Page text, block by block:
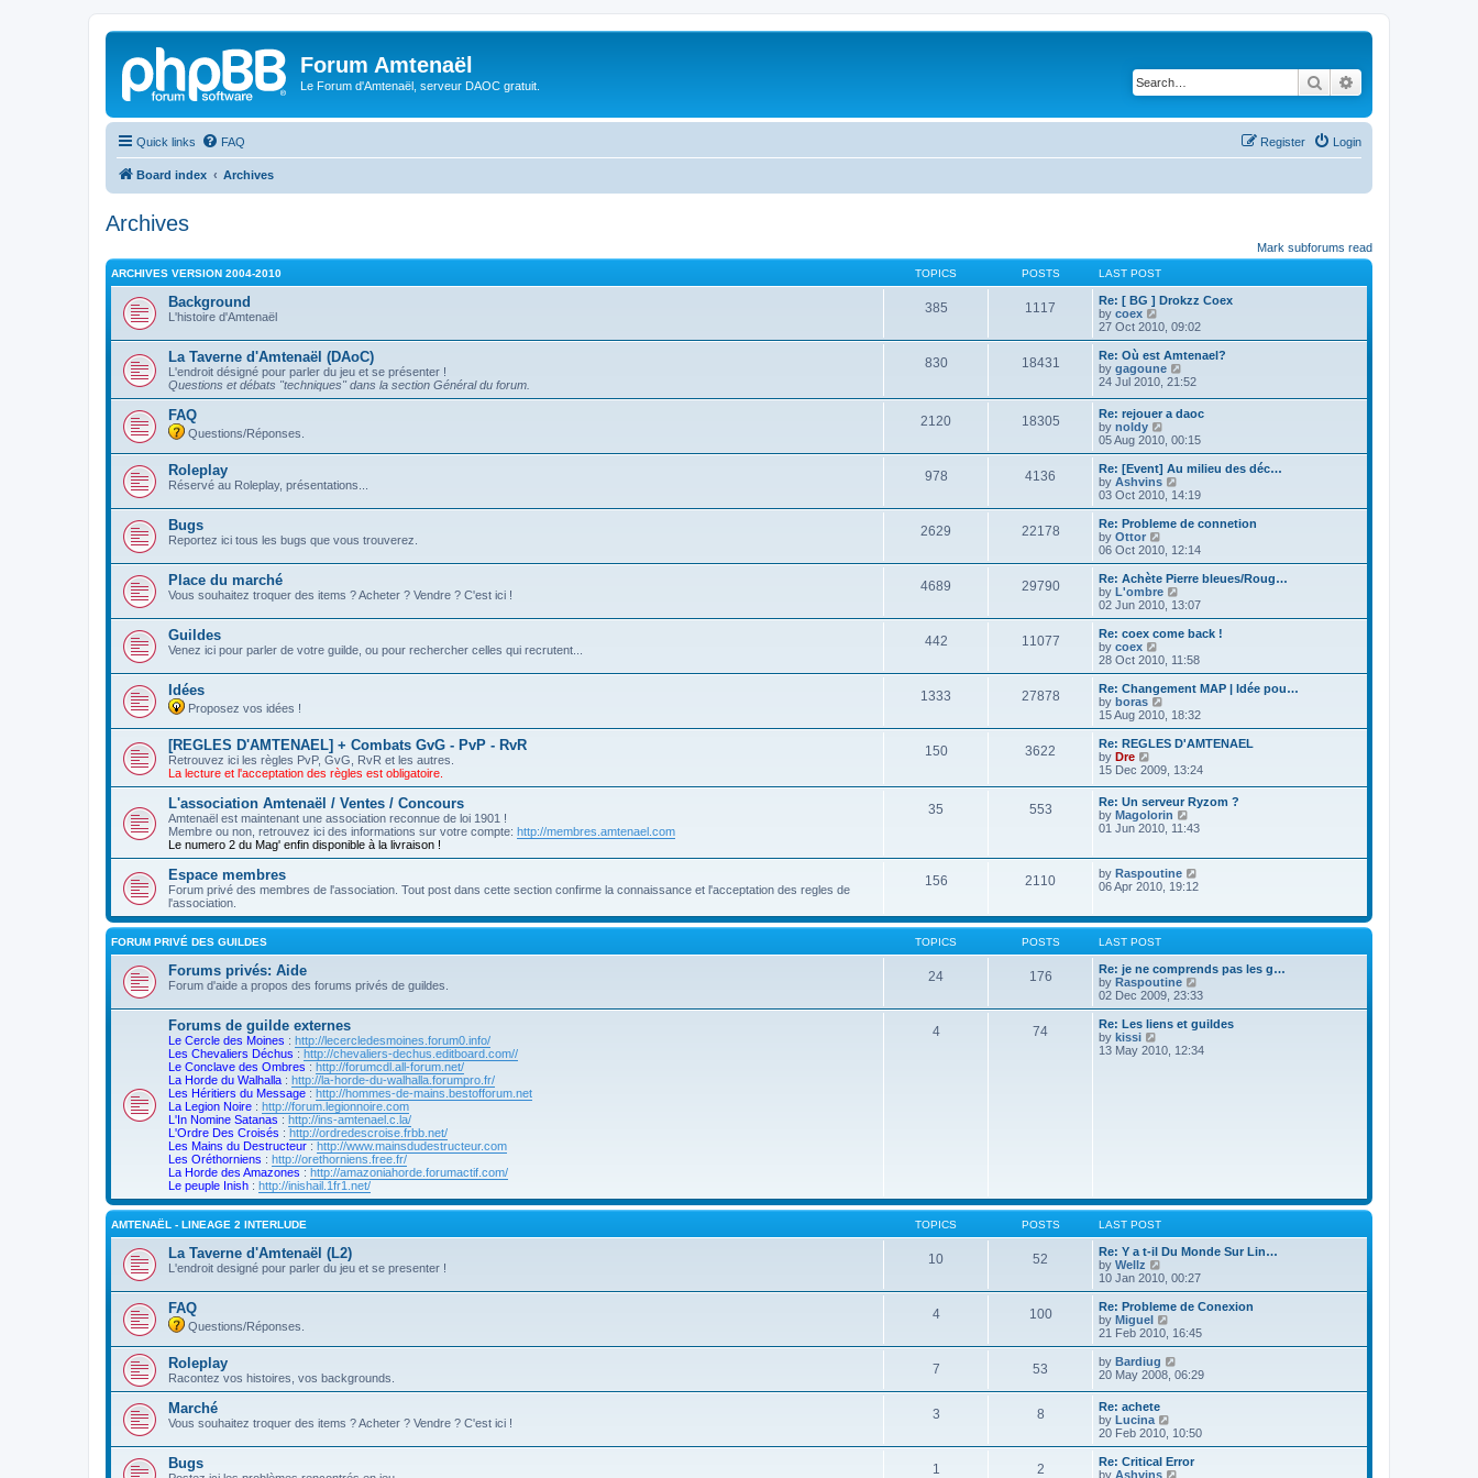
Forum Amtenaël
Le Forum d'Amtenaël, serveur DAOC gratuit. Search
Quick links FAQ Login
Register
Board index Archives
Archives
Mark subforums read
ARCHIVES VERSION 2004-2010 TOPICS POSTS LAST POST
Background
L'histoire d'Amtenaël
385 1117
Re: [ BG ] Drokzz Coex
by coex
i
e
w
t
h
e
l
a
t
e
s
t
p
o
s
t
27 Oct 2010, 09:02
La Taverne d'Amtenaël (DAoC)
L'endroit désigné pour parler du jeu et se présenter !
Questions et débats "techniques" dans la section Général du forum.
830 18431
Re: Où est Amtenael?
by gagoune
i
t
h
e
l
a
e
s
t
o
s
t
24 Jul 2010, 21:52
FAQ
Questions/Réponses.
2120 18305
Re: rejouer a daoc
by noldy
i
e
w
t
h
e
a
t
e
t
p
o
s
t
05 Aug 2010, 00:15
Roleplay
Réservé au Roleplay, présentations...
978 4136
Re: [Event] Au milieu des déc…
by Ashvins
i
e
w
h
a
t
e
t
o
s
t
03 Oct 2010, 14:19
Bugs
Reportez ici tous les bugs que vous trouverez.
2629 22178
Re: Probleme de connetion
by Ottor
i
e
w
t
h
e
a
t
e
t
p
o
s
t
06 Oct 2010, 12:14
Place du marché
Vous souhaitez troquer des items ? Acheter ? Vendre ? C'est ici !
4689 29790
Re: Achète Pierre bleues/Roug…
by L'ombre
i
e
w
h
a
t
e
t
o
s
t
02 Jun 2010, 13:07
Guildes
Venez ici pour parler de votre guilde, ou pour rechercher celles qui recrutent...
442 11077
Re: coex come back !
by coex
i
e
w
t
h
l
a
t
e
s
t
p
o
t
28 Oct 2010, 11:58
Idées
Proposez vos idées !
1333 27878
Re: Changement MAP | Idée pou…
by boras
i
e
w
h
e
a
t
e
t
p
o
15 Aug 2010, 18:32
[REGLES D'AMTENAEL] + Combats GvG - PvP - RvR
Retrouvez ici les règles PvP, GvG, RvR et les autres.
La lecture et l'acceptation des règles est obligatoire.
150 3622
Re: REGLES D'AMTENAEL
by Dre
i
t
h
e
a
t
e
t
p
o
s
t
15 Dec 2009, 13:24
L'association Amtenaël / Ventes / Concours
Amtenaël est maintenant une association reconnue de loi 1901 !
Membre ou non, retrouvez ici des informations sur votre compte: http://membres.amtenael.com
Le numero 2 du Mag' enfin disponible à la livraison !
35 553
Re: Un serveur Ryzom ?
by Magolorin
i
t
h
e
a
t
s
t
p
o
s
t
01 Jun 2010, 11:43
Espace membres
Forum privé des membres de l'association. Tout post dans cette section confirme la connaissance et l'acceptation des regles de
l'association.
156 2110 by Raspoutine
i
t
l
a
t
e
t
p
o
06 Apr 2010, 19:12
FORUM PRIVÉ DES GUILDES TOPICS POSTS LAST POST
Forums privés: Aide
Forum d'aide a propos des forums privés de guildes.
24 176
Re: je ne comprends pas les g…
by Raspoutine
i
e
w
h
02 Dec 2009, 23:33
Forums de guilde externes
Le Cercle des Moines : http://lecercledesmoines.forum0.info/
Les Chevaliers Déchus : http://chevaliers-dechus.editboard.com//
Le Conclave des Ombres : http://forumcdl.all-forum.net/
La Horde du Walhalla : http://la-horde-du-walhalla.forumpro.fr/
Les Héritiers du Message : http://hommes-de-mains.bestofforum.net
La Legion Noire : http://forum.legionnoire.com
L'In Nomine Satanas : http://ins-amtenael.c.la/
L'Ordre Des Croisés : http://ordredescroise.frbb.net/
Les Mains du Destructeur : http://www.mainsdudestructeur.com
Les Oréthorniens : http://orethorniens.free.fr/
La Horde des Amazones : http://amazoniahorde.forumactif.com/
Le peuple Inish : http://inishail.1fr1.net/
4 74
Re: Les liens et guildes
by kissi
i
p
o
t
13 May 2010, 12:34
AMTENAËL - LINEAGE 2 INTERLUDE TOPICS POSTS LAST POST
La Taverne d'Amtenaël (L2)
L'endroit designé pour parler du jeu et se presenter !
10 52
Re: Y a t-il Du Monde Sur Lin…
by Wellz
i
e
w
t
h
e
a
t
e
t
p
o
s
t
10 Jan 2010, 00:27
FAQ
Questions/Réponses.
4 100
Re: Probleme de Conexion
by Miguel
e
w
t
h
e
e
s
21 Feb 2010, 16:45
Roleplay
Racontez vos histoires, vos backgrounds.
7 53 by Bardiug
i
h
e
a
20 May 2008, 06:29
Marché
Vous souhaitez troquer des items ? Acheter ? Vendre ? C'est ici !
3 8
Re: achete
by Lucina
e
w
t
20 Feb 2010, 10:50
Bugs 1 2
Re: Critical Error
by Ashvins